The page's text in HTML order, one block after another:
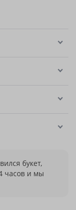
букет,
часов и мы